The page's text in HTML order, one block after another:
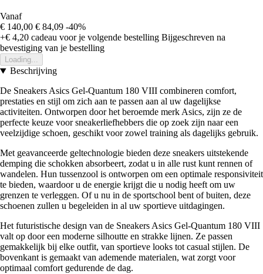
Vanaf
€ 140,00 € 84,09 -40%
+€ 4,20 cadeau voor je volgende bestelling Bijgeschreven na
bevestiging van je bestelling
Loading...
Beschrijving
De Sneakers Asics Gel-Quantum 180 VIII combineren comfort,
prestaties en stijl om zich aan te passen aan al uw dagelijkse
activiteiten. Ontworpen door het beroemde merk Asics, zijn ze de
perfecte keuze voor sneakerliefhebbers die op zoek zijn naar een
veelzijdige schoen, geschikt voor zowel training als dagelijks gebruik.
Met geavanceerde geltechnologie bieden deze sneakers uitstekende
demping die schokken absorbeert, zodat u in alle rust kunt rennen of
wandelen. Hun tussenzool is ontworpen om een optimale responsiviteit
te bieden, waardoor u de energie krijgt die u nodig heeft om uw
grenzen te verleggen. Of u nu in de sportschool bent of buiten, deze
schoenen zullen u begeleiden in al uw sportieve uitdagingen.
Het futuristische design van de Sneakers Asics Gel-Quantum 180 VIII
valt op door een moderne silhoutte en strakke lijnen. Ze passen
gemakkelijk bij elke outfit, van sportieve looks tot casual stijlen. De
bovenkant is gemaakt van ademende materialen, wat zorgt voor
optimaal comfort gedurende de dag.